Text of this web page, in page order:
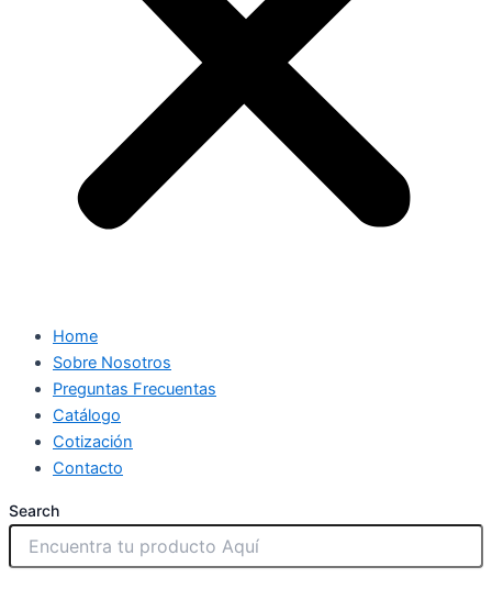
Home
Sobre Nosotros
Preguntas Frecuentas
Catálogo
Cotización
Contacto
Search